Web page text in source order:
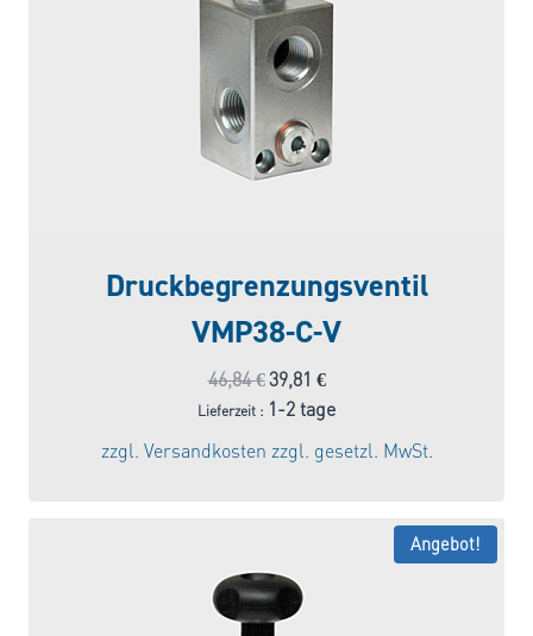
Druckbegrenzungsventil
VMP38-C-V
46,84€Ursprünglicher
Preis
war:
46,84 €
39,81 €Aktueller
Preis
Lieferzeit : 1-2 tage
zzgl. Versandkosten zzgl. gesetzl. MwSt.
Angebot!